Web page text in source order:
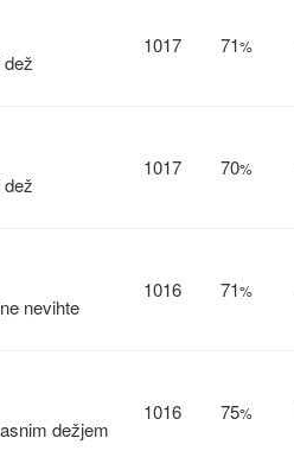
1017 71%
1017 70%
nevihte
1016 71%
dežjem
1016 75%